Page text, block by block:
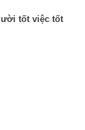
tốt việc tốt